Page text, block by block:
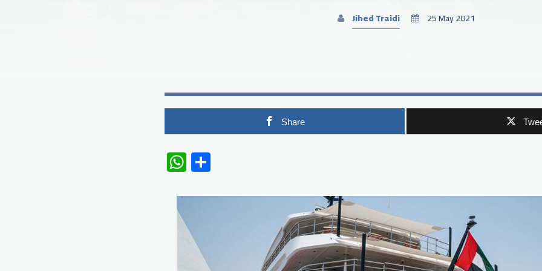
Jihed Traidi 25 May 2021
Share
WhatsApp